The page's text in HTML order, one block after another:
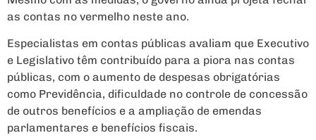
as contas no vermelho neste ano.
Especialistas em contas públicas avaliam que Executivo
e Legislativo têm contribuído para a piora nas contas
públicas, com o aumento de despesas obrigatórias
como Previdência, dificuldade no controle de concessão
de outros benefícios e a ampliação de emendas
parlamentares e benefícios fiscais.